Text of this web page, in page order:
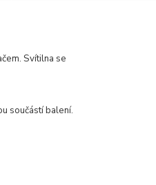
Svítilna se
součástí balení.